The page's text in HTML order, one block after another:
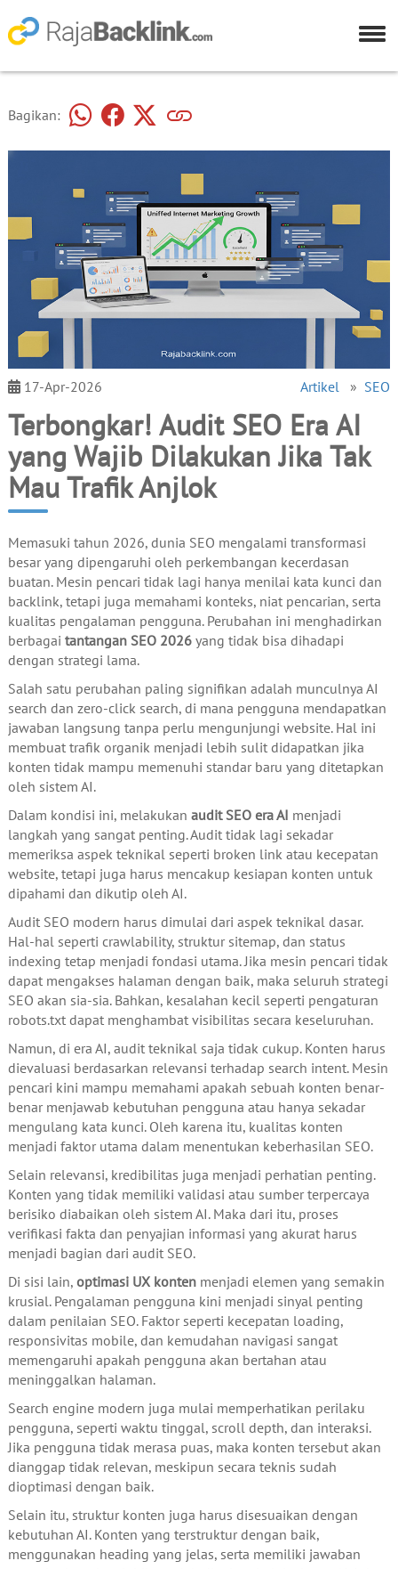
Bagikan:
17-Apr-2026 Artikel » SEO
Terbongkar! Audit SEO Era AI
yang Wajib Dilakukan Jika Tak
Mau Trafik Anjlok
Memasuki tahun 2026, dunia SEO mengalami transformasi
besar yang dipengaruhi oleh perkembangan kecerdasan
buatan. Mesin pencari tidak lagi hanya menilai kata kunci dan
backlink, tetapi juga memahami konteks, niat pencarian, serta
kualitas pengalaman pengguna. Perubahan ini menghadirkan
berbagai tantangan SEO 2026yang tidak bisa dihadapi
dengan strategi lama.
Salah satu perubahan paling signifikan adalah munculnya AI
search dan zero-click search, di mana pengguna mendapatkan
jawaban langsung tanpa perlu mengunjungi website. Hal ini
membuat trafik organik menjadi lebih sulit didapatkan jika
konten tidak mampu memenuhi standar baru yang ditetapkan
oleh sistem AI.
Dalam kondisi ini, melakukan audit SEO era AI menjadi
langkah yang sangat penting. Audit tidak lagi sekadar
memeriksa aspek teknikal seperti broken link atau kecepatan
website, tetapi juga harus mencakup kesiapan konten untuk
dipahami dan dikutip oleh AI.
Audit SEO modern harus dimulai dari aspek teknikal dasar.
Hal-hal seperti crawlability, struktur sitemap, dan status
indexing tetap menjadi fondasi utama. Jika mesin pencari tidak
dapat mengakses halaman dengan baik, maka seluruh strategi
SEO akan sia-sia. Bahkan, kesalahan kecil seperti pengaturan
robots.txt dapat menghambat visibilitas secara keseluruhan.
Namun, di era AI, audit teknikal saja tidak cukup. Konten harus
dievaluasi berdasarkan relevansi terhadap search intent. Mesin
pencari kini mampu memahami apakah sebuah konten benar-
benar menjawab kebutuhan pengguna atau hanya sekadar
mengulang kata kunci. Oleh karena itu, kualitas konten
menjadi faktor utama dalam menentukan keberhasilan SEO.
Selain relevansi, kredibilitas juga menjadi perhatian penting.
Konten yang tidak memiliki validasi atau sumber terpercaya
berisiko diabaikan oleh sistem AI. Maka dari itu, proses
verifikasi fakta dan penyajian informasi yang akurat harus
menjadi bagian dari audit SEO.
Di sisi lain, optimasi UX kontenmenjadi elemen yang semakin
krusial. Pengalaman pengguna kini menjadi sinyal penting
dalam penilaian SEO. Faktor seperti kecepatan loading,
responsivitas mobile, dan kemudahan navigasi sangat
memengaruhi apakah pengguna akan bertahan atau
meninggalkan halaman.
Search engine modern juga mulai memperhatikan perilaku
pengguna, seperti waktu tinggal, scroll depth, dan interaksi.
Jika pengguna tidak merasa puas, maka konten tersebut akan
dianggap tidak relevan, meskipun secara teknis sudah
dioptimasi dengan baik.
Selain itu, struktur konten juga harus disesuaikan dengan
kebutuhan AI. Konten yang terstruktur dengan baik,
menggunakan heading yang jelas, serta memiliki jawaban